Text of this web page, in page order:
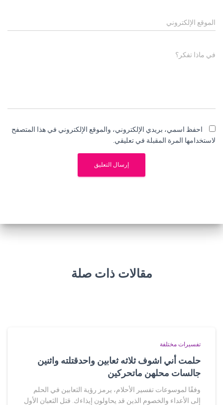
الموقع الإلكتروني
في ماذا تفكر؟
احفظ اسمي، بريدي الإلكتروني، والموقع الإلكتروني في هذا المتصفح
لاستخدامها المرة المقبلة في تعليقي.
مقالات ذات صلة
تفسيرات مختلفة
حلمت أني اشوف ثلاثه ثعابين واحدقتلته واثنين
جالسات محلهن ماتحركين
وفقًا لموسوعات تفسير الأحلام، يرمز رؤية الثعابين في الحلم
إلى الأعداء والخصوم الذين قد يحاولون إيذاءك. قتل الثعبان الأول